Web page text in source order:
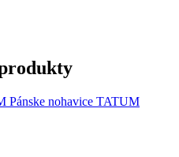
Pánske nohavice TATUM